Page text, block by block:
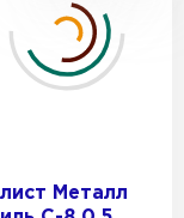
Металл
лист